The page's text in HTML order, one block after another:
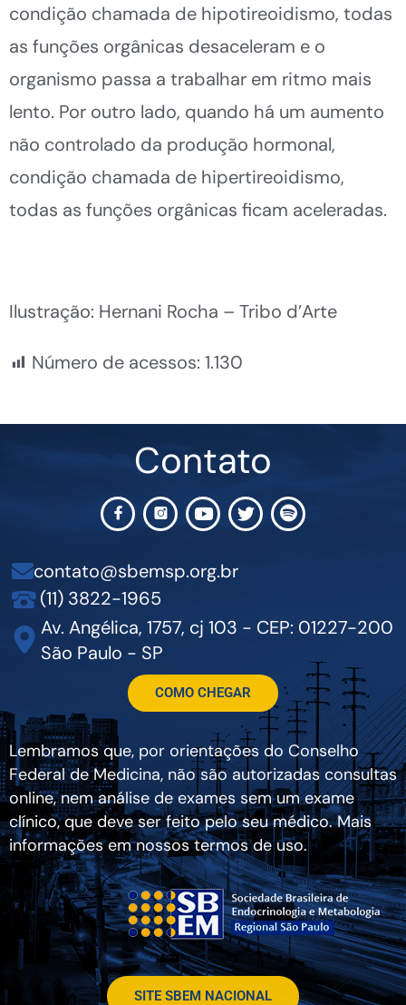
condição chamada de hipotireoidismo, todas
as funções orgânicas desaceleram e o
organismo passa a trabalhar em ritmo mais
lento. Por outro lado, quando há um aumento
não controlado da produção hormonal,
condição chamada de hipertireoidismo,
todas as funções orgânicas ficam aceleradas.
Ilustração: Hernani Rocha – Tribo d’Arte
Número de acessos: 1.130
Contato
contato@sbemsp.org.br
(11) 3822-1965
Av. Angélica, 1757, cj 103 - CEP: 01227-200
São Paulo - SP
COMO CHEGAR
Lembramos que, por orientações do Conselho
Federal de Medicina, não são autorizadas consultas
online, nem análise de exames sem um exame
clínico, que deve ser feito pelo seu médico. Mais
informações em nossos termos de uso.
SITE SBEM NACIONAL